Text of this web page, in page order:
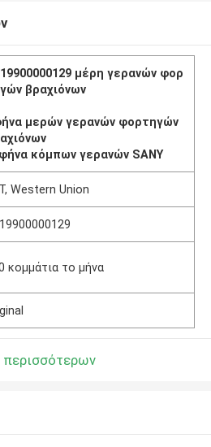
μέρη γερανών φορ
βραχιόνων
μερών γερανών φορτηγών
κόμπων γερανών SANY
Western Union
κομμάτια το μήνα
περισσότερων